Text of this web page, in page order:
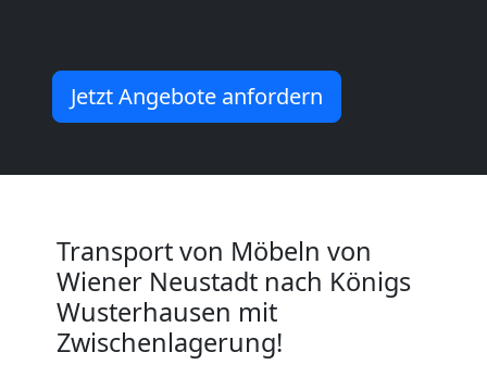
Jetzt Angebote anfordern
Transport von Möbeln von
Wiener Neustadt nach Königs
Wusterhausen mit
Zwischenlagerung!
Wiener
Neustadt
Wiener
Neustadt